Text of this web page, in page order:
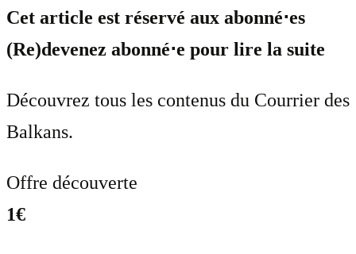
Cet article est réservé aux abonné⋅es
(Re)devenez abonné⋅e pour lire la suite
Découvrez tous les contenus du Courrier des
Balkans.
Offre découverte
1€